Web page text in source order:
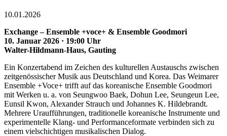
10.01.2026
Exchange – Ensemble +voce+ & Ensemble Goodmori
10. Januar 2026 · 19:00 Uhr
Walter-Hildmann-Haus, Gauting
Ein Konzertabend im Zeichen des kulturellen Austauschs zwischen
zeitgenössischer Musik aus Deutschland und Korea. Das Weimarer
Ensemble +Voce+ trifft auf das koreanische Ensemble Goodmori
mit Werken u. a. von Seungwoo Baek, Dohun Lee, Seungeun Lee,
Eunsil Kwon, Alexander Strauch und Johannes K. Hildebrandt.
Mehrere Uraufführungen, traditionelle koreanische Instrumente und
experimentelle Klang- und Performanceformate verbinden sich zu
einem vielschichtigen musikalischen Dialog.